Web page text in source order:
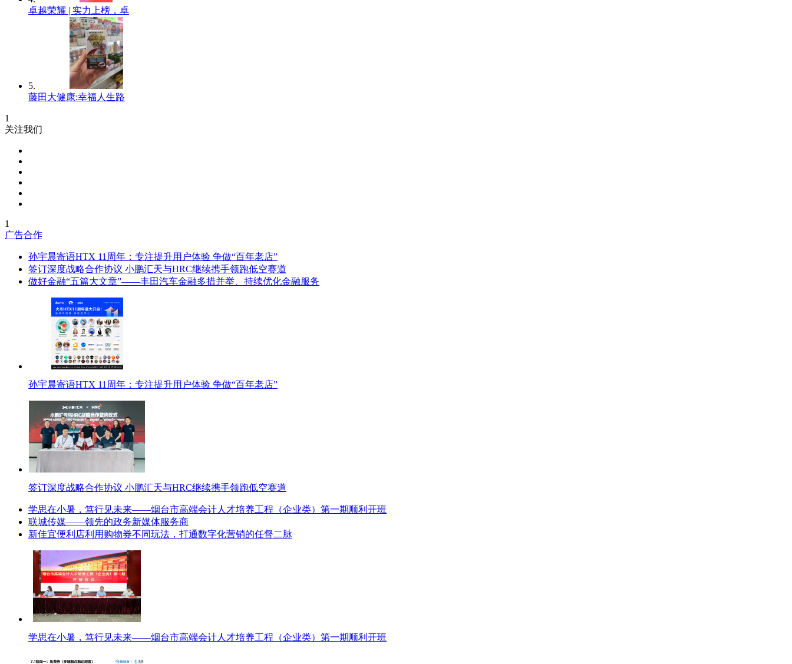
卓越荣耀 | 实力上榜，卓
5.
藤田大健康:幸福人生路
1
关注我们
1
广告合作
孙宇晨寄语HTX 11周年：专注提升用户体验 争做“百年老店”
签订深度战略合作协议 小鹏汇天与HRC继续携手领跑低空赛道
做好金融“五篇大文章”——丰田汽车金融多措并举、持续优化金融服务
孙宇晨寄语HTX 11周年：专注提升用户体验 争做“百年老店”
签订深度战略合作协议 小鹏汇天与HRC继续携手领跑低空赛道
学思在小暑，笃行见未来——烟台市高端会计人才培养工程（企业类）第一期顺利开班
联城传媒——领先的政务新媒体服务商
新佳宜便利店利用购物券不同玩法，打通数字化营销的任督二脉
学思在小暑，笃行见未来——烟台市高端会计人才培养工程（企业类）第一期顺利开班